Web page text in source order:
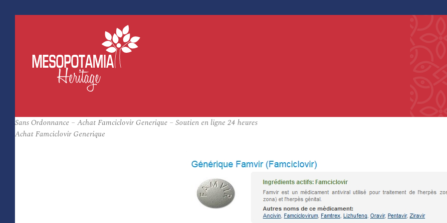
Sans Ordonnance – Achat Famciclovir Generique – Soutien en ligne 24 heures
Achat Famciclovir Generique